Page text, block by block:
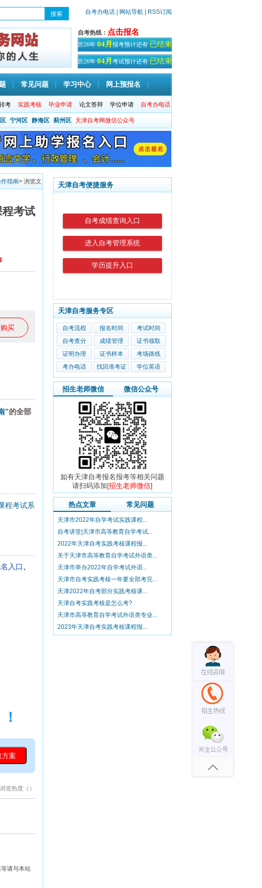
自考办电话 | 网站导航 | RSS订阅
自考热线： 点击报名
距26年 04月 报考预计还有 已结束
天！
距26年 04月 考试预计还有 已结束
天
常见问题 学习中心 网上预报名
考 实践考核 毕业申请 论文答辩 学位申请 自考办电话
宁河区 静海区 蓟州区 天津自考网微信公众号
指南> 浏览文
考试
买
”的全部
程考试系
入口、
浏览热度（ ）
请与本站
天津自考便捷服务
自考成绩查询入口
进入自考管理系统
学历提升入口
天津自考服务专区
自考流程 报名时间
考试时间
自考查分
成绩管理
证书领取
证明办理
证书样本
考场路线
考办电话
找回准考证 学位英语
招生老师微信 微信公众号
如有天津自考报名报考等相关问题
请扫码添加[招生老师微信]
热点文章 常见问题
天津市2022年自学考试实践课程...
自考讲堂|天津市高等教育自学考试...
2022年天津自考实践考核课程报...
关于天津市高等教育自学考试外语类...
天津市举办2022年自学考试外语...
天津市自考实践考核一年要全部考完...
天津2022年自考部分实践考核课...
天津自考实践考核是怎么考?
天津市高等教育自学考试外语类专业...
2023年天津自考实践考核课程报...